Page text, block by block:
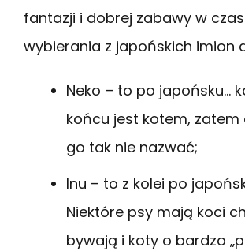
fantazji i dobrej zabawy w
wybierania z japońskich imion
Neko – to po japońsku…
końcu jest kotem, zatem
go tak nie nazwać;
Inu – to z kolei po
Niektóre psy mają koci
bywają i koty o bardzo